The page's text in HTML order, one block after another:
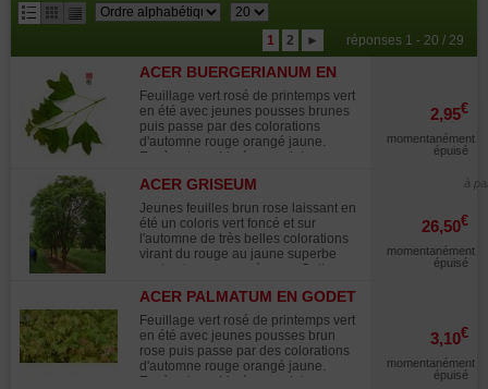
résultats
page
1 2 ► réponses 1 - 20 / 29
ACER BUERGERIANUM EN
GODET
Feuillage vert rosé de printemps vert
en été avec jeunes pousses brunes
puis passe par des colorations
d'automne rouge orangé jaune.
Espèce type. Livré en godet en
20/40 cm. ATTENTION VEGETAUX
MIS EN POT AU PRINTEMPS NE
PAS DEPOTER AVANT L'AUTOMNE.
Description : scion de +-20/30 cm
retaillé a cette hauteur. Ø au collet +-
4-10 mm selon sujets. En godet
déja ce livre complet sur l'érable de
2,95€
momentanément
épuisé
ACER GRISEUM
Jeunes feuilles brun rose laissant en
été un coloris vert foncé et sur
l'automne de très belles colorations
virant du rouge au jaune superbe
contraste avec son écorce. Cette
en plaque aspect splendide très
recherché des amateurs pour son
aspect brun cuivré brillant. D'ou son
nom commun érable cannelle.
Espèce très rustique a croissance
lente.
26,50€
à
momentanément
épuisé
ACER PALMATUM EN GODET
Feuillage vert rosé de printemps vert
en été avec jeunes pousses brun
rose puis passe par des colorations
d'automne rouge orangé jaune.
Espèce type. Livré en godet
3,10€
momentanément
épuisé